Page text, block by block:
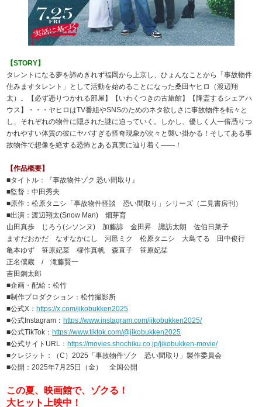
【STORY】
タレントになる夢を諦めきれず福岡から上京し、ひょんなことから「事故物件
住みますタレント」として活動を始めることになった桑田ヤヒロ（渡辺翔
太）。【必ず憑りつかれる部屋】【いわくつきの古旅館】【降霊するシェアハ
ウス】・・・ヤヒロはTV番組やSNSのためのネタ欲しさに事故物件を転々と
し、それぞれの物件に隠された謎に迫っていく。しかし、優しく人一倍憑りつ
かれやすい体質の彼にヤバすぎる怪奇現象が次々と襲い掛かる！そしてある事
故物件で想像を絶する恐怖とある真実に辿り着く――！
【作品概要】
■タイトル：『事故物件ゾク 恐い間取り』
■監督：中田秀夫
■原作：松原タニシ「事故物件怪談 恐い間取り」シリーズ（二見書房刊）
■出演：渡辺翔太(Snow Man) 畑芽育
山田真歩 じろう(シソンヌ) 加藤諒 金田昇 諏訪太朗 佐伯日菜子
ますだおかだ なすなかにし 河邑ミク 松原タニシ 大島てる 田中俊行
亀本ゆず 笹原妃菜 櫂作真帆 森直子 笹原妃栞
正名僕蔵 / 滝藤賢一
吉田鋼太郎
■企画・配給：松竹
■制作プロダクション：松竹撮影所
■公式X： https://x.com/jikobukken2025
■公式Instagram： https://www.instagram.com/jikobukken2025/
■公式TikTok： https://www.tiktok.com/@jikobukken2025
■公式サイトURL： https://movies.shochiku.co.jp/jikobukken-movie/
■クレジット：（C）2025「事故物件ゾク 恐い間取り」製作委員会
■公開：2025年7月25日（金） 全国公開
この夏、映画館で、ゾクる！
大ヒット上映中！